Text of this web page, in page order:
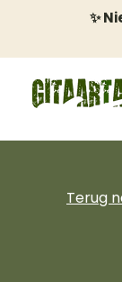
✨
Terug